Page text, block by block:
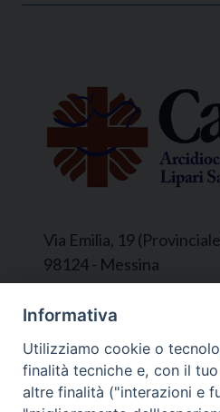
Via Emilia, 19
98124 - Messina
Segreteria e
L’Ufficio è aperto tutti i
venerdì, dalle ore 9.30
Tel. 090.9146045
mail:
Informativa
Utilizziamo cookie o
finalità tecniche e, con il
altre finalità ("interazioni e